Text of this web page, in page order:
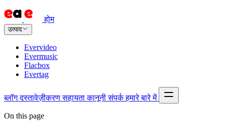
होम
उत्पाद
Evervideo
Evermusic
Flacbox
Evertag
ब्लॉग दस्तावेज़ीकरण सहायता कानूनी संपर्क हमारे बारे में
On this page